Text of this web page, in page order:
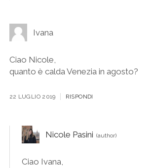
Ivana
Ciao Nicole,
quanto è calda Venezia in agosto?
22 LUGLIO 2019 RISPONDI
Nicole Pasini
Ciao Ivana,